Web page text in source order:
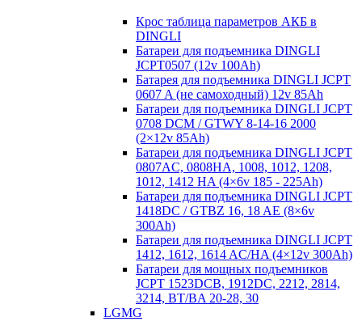
Крос таблица параметров АКБ в
DINGLI
Батареи для подъемника DINGLI
JCPT0507 (12v 100Ah)
Батарея для подъемника DINGLI JCPT
0607 A (не самоходный) 12v 85Ah
Батареи для подъемника DINGLI JCPT
0708 DCM / GTWY 8-14-16 2000
(2×12v 85Ah)
Батареи для подъемника DINGLI JCPT
0807AC, 0808HA, 1008, 1012, 1208,
1012, 1412 HA (4×6v 185 - 225Ah)
Батареи для подъемника DINGLI JCPT
1418DC / GTBZ 16, 18 AE (8×6v
300Ah)
Батареи для подъемника DINGLI JCPT
1412, 1612, 1614 AC/HA (4×12v 300Ah)
Батареи для мощных подъемников
JCPT 1523DCB, 1912DC, 2212, 2814,
3214, BT/BA 20-28, 30
LGMG